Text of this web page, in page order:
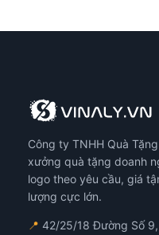
Công ty TNHH Quà
xưởng quà tặng doanh
logo theo yêu cầu, giá
lượng cực lớn.
📍 42/25/18 Đường Số 9,